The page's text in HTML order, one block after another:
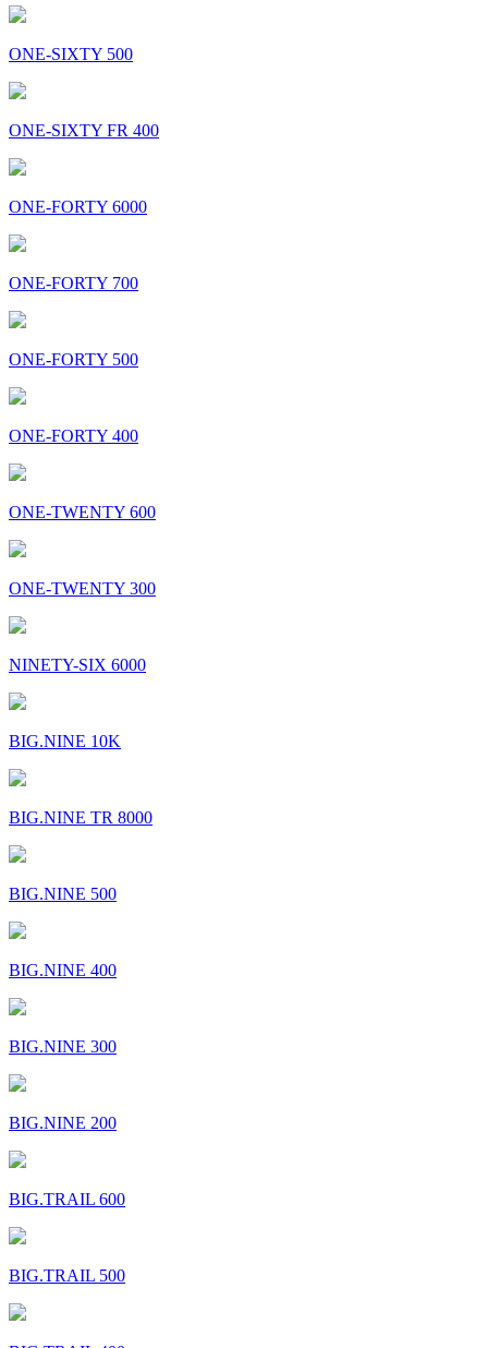
ONE-SIXTY 500
ONE-SIXTY FR 400
ONE-FORTY 6000
ONE-FORTY 700
ONE-FORTY 500
ONE-FORTY 400
ONE-TWENTY 600
ONE-TWENTY 300
NINETY-SIX 6000
BIG.NINE 10K
BIG.NINE TR 8000
BIG.NINE 500
BIG.NINE 400
BIG.NINE 300
BIG.NINE 200
BIG.TRAIL 600
BIG.TRAIL 500